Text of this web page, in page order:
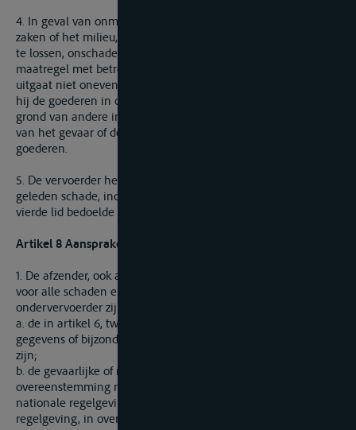
4. In geval van onmiddellijk gevaar voor personen, materiële
zaken of het milieu, is de vervoerder gerechtigd de goederen
te lossen, onschadelijk te maken, of, mits een dergelijke
maatregel met betrekking tot het gevaar dat van de goederen
uitgaat niet onevenredig is, te vernietigen, ook indien hij vóór
hij de goederen in ontvangst nam in kennis was gesteld of op
grond van andere informatie op de hoogte was van de aard
van het gevaar of de milieurisico’s, inherent aan deze
goederen.
5. De vervoerder heeft recht op vergoeding van de door hem
geleden schade, indien hij gerechtigd is om de in het derde of
vierde lid bedoelde maatregelen te nemen.
Artikel 8 Aansprakelijkheid van de afzender
1. De afzender, ook al heeft deze geen schuld, is aansprakelijk
voor alle schaden en kosten die voor de vervoerder of
ondervervoerder zijn ontstaan als gevolg van het feit dat:
a. de in artikel 6, tweede lid, of artikel 7, eerste lid, bedoelde
gegevens of bijzonderheden ontbreken, onjuist of onvolledig
zijn;
b. de gevaarlijke of milieuschadelijke goederen niet in
overeenstemming met de toepasselijke internationale of
nationale regelgeving of, bij gebrek aan dergelijke
regelgeving, in overeenstemming met de in de binnenvaart